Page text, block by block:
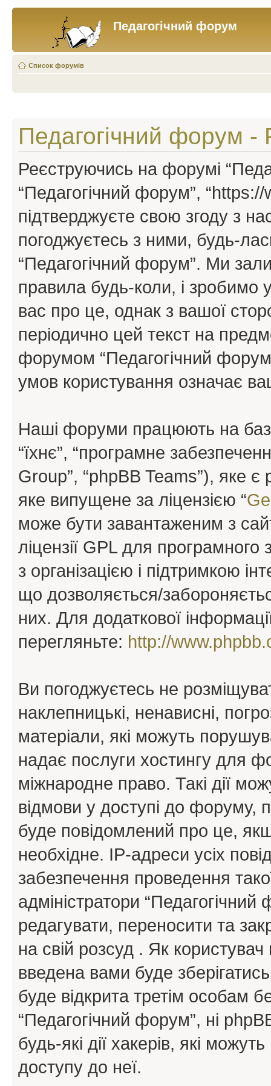
Педагогічний форум
Список форумів
Педагогічний форум -
Реєструючись на форумі
“Педагогічний форум”,
підтверджуєте свою згоду з
погоджуєтесь з ними, будь-
“Педагогічний форум”. Ми
правила будь-коли, і
вас про це, однак з вашої
періодично цей текст на
форумом “Педагогічний
умов користування означає
Наші форуми працюють на
“їхнє”, “програмне
Group”, “phpBB Teams”), яке
яке випущене за ліцензією “
може бути завантаженим з
ліцензії GPL для
з організацією і підтримкою
що дозволяється/
них. Для додаткової
перегляньте: http://
Ви погоджуєтесь не
наклепницькі, ненависні,
матеріали, які можуть
надає послуги хостингу для
міжнародне право. Такі дії
відмови у доступі до форуму,
буде повідомлений про це,
необхідне. IP-адреси усіх
забезпечення проведення
адміністратори
редагувати, переносити та
на свій розсуд . Як
введена вами буде
буде відкрита третім особам
“Педагогічний форум”, ні
будь-які дії хакерів, які
доступу до неї.